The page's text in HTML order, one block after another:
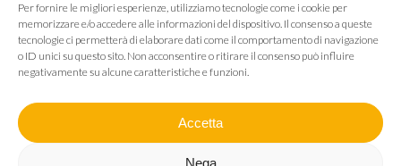
Per fornire le migliori esperienze, utilizziamo tecnologie come i cookie per
memorizzare e/o accedere alle informazioni del dispositivo. Il consenso a queste
tecnologie ci permetterà di elaborare dati come il comportamento di navigazione
o ID unici su questo sito. Non acconsentire o ritirare il consenso può influire
negativamente su alcune caratteristiche e funzioni.
Accetta
Nega
Contatti
Rassegna Stampa
Newsletter